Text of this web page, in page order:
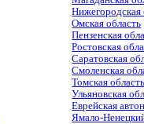
Нижегородская
Омская область
Пензенская
Ростовская
Саратовская
Смоленская
Томская
Ульяновская
Еврейская
Ямало-